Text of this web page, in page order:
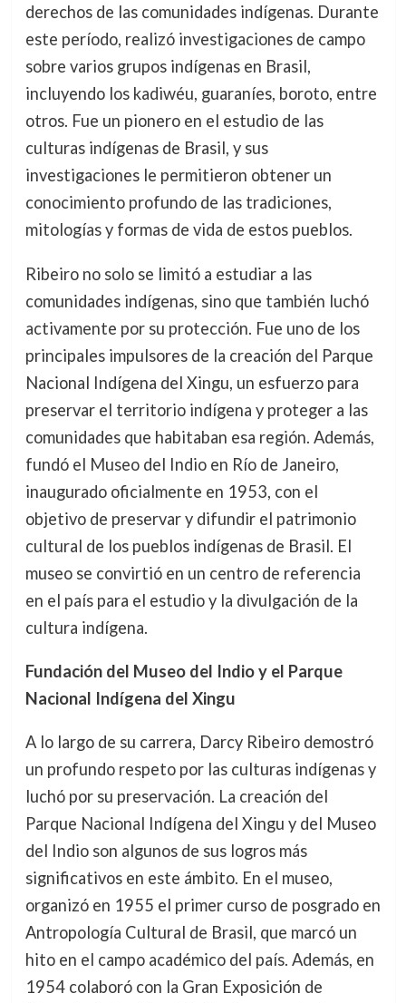
derechos de las comunidades indígenas. Durante
este período, realizó investigaciones de campo
sobre varios grupos indígenas en Brasil,
incluyendo los kadiwéu, guaraníes, boroto, entre
otros. Fue un pionero en el estudio de las
culturas indígenas de Brasil, y sus
investigaciones le permitieron obtener un
conocimiento profundo de las tradiciones,
mitologías y formas de vida de estos pueblos.
Ribeiro no solo se limitó a estudiar a las
comunidades indígenas, sino que también luchó
activamente por su protección. Fue uno de los
principales impulsores de la creación del Parque
Nacional Indígena del Xingu, un esfuerzo para
preservar el territorio indígena y proteger a las
comunidades que habitaban esa región. Además,
fundó el Museo del Indio en Río de Janeiro,
inaugurado oficialmente en 1953, con el
objetivo de preservar y difundir el patrimonio
cultural de los pueblos indígenas de Brasil. El
museo se convirtió en un centro de referencia
en el país para el estudio y la divulgación de la
cultura indígena.
Fundación del Museo del Indio y el Parque
Nacional Indígena del Xingu
A lo largo de su carrera, Darcy Ribeiro demostró
un profundo respeto por las culturas indígenas y
luchó por su preservación. La creación del
Parque Nacional Indígena del Xingu y del Museo
del Indio son algunos de sus logros más
significativos en este ámbito. En el museo,
organizó en 1955 el primer curso de posgrado en
Antropología Cultural de Brasil, que marcó un
hito en el campo académico del país. Además, en
1954 colaboró con la Gran Exposición de